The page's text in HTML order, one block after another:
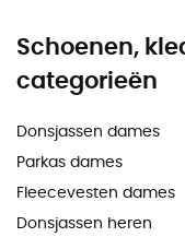
Schoenen,
categorieën
Donsjassen dames
Parkas dames
Fleecevesten dames
Donsjassen heren